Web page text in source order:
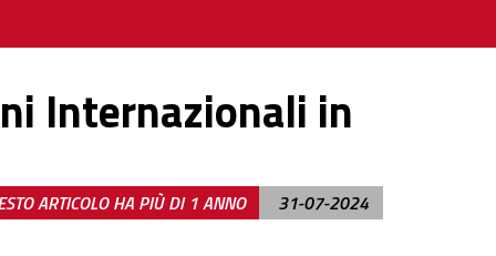
Internazionali in
31-07-2024
ARTICOLO HA PIÙ DI 1 ANNO